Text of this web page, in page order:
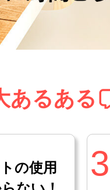
あるある
の使用
3